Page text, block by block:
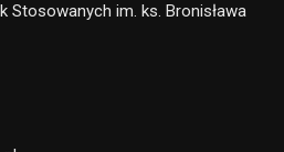
Stosowanych im. ks. Bronisława